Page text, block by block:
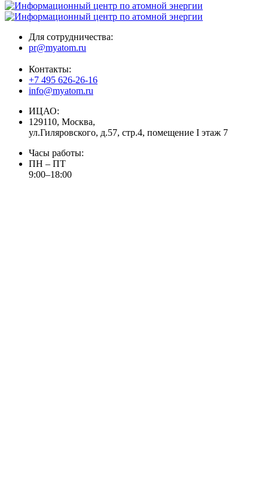
Для сотрудничества:
pr@myatom.ru
Контакты:
+7 495 626-26-16
info@myatom.ru
ИЦАО:
129110, Москва,
ул.Гиляровского, д.57, стр.4, помещение I этаж 7
Часы работы:
ПН – ПТ
9:00–18:00